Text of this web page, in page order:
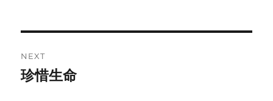
navigation
NEXT
Next
珍惜生命